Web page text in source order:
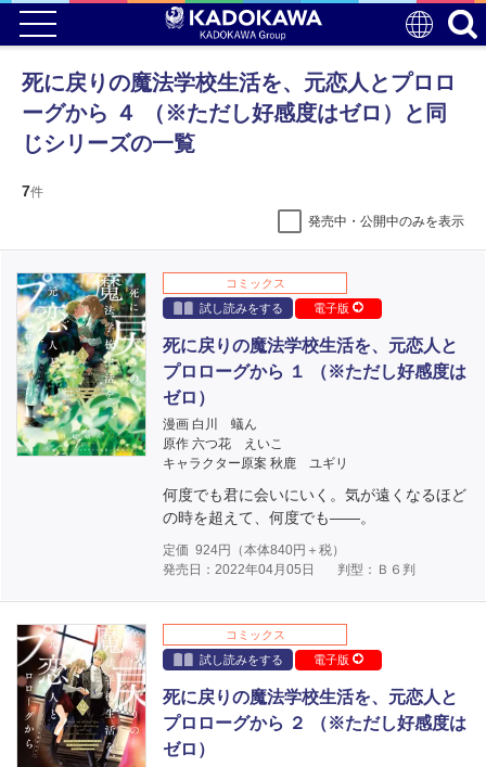
死に戻りの魔法学校生活を、元恋人とプロロ
ーグから ４ （※ただし好感度はゼロ）と同
じシリーズの一覧
7件
発売中・公開中のみを表示
コミックス
試し読みをする
電子版
死に戻りの魔法学校生活を、元恋人と
プロローグから １ （※ただし好感度は
ゼロ）
漫画 白川 蟻ん
原作 六つ花 えいこ
キャラクター原案 秋鹿 ユギリ
何度でも君に会いにいく。気が遠くなるほど
の時を超えて、何度でも――。
定価 924円（本体840円＋税）
発売日：2022年04月05日
判型：Ｂ６判
コミックス
試し読みをする
電子版
死に戻りの魔法学校生活を、元恋人と
プロローグから ２ （※ただし好感度は
ゼロ）